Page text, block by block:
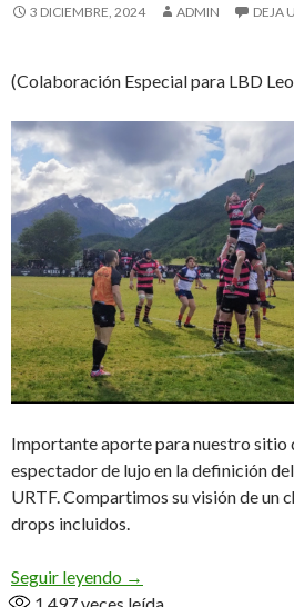
3 DICIEMBRE, 2024 ADMIN DEJA
(Colaboración Especial para LBD
Importante aporte para nuestro sitio
espectador de lujo en la definición
URTF. Compartimos su visión de un
drops incluidos.
Seguir leyendo Una vuelta eterna
→